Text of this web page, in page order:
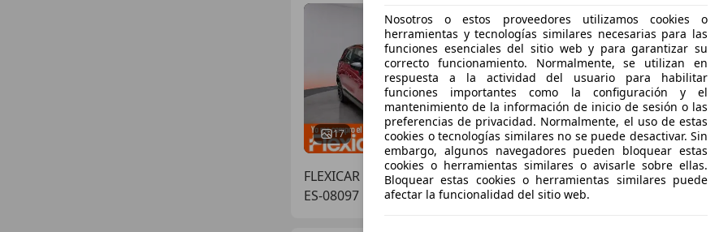
17
€ 8.9901 Preciojusto
06/2021 130.500 km
FLEXICAR GRUPO BARCELONA.
ES-08097 L'Hospitalet de Llobregat
Nosotros o estos proveedores utilizamos cookies o
herramientas y tecnologías similares necesarias para las
funciones esenciales del sitio web y para garantizar su
correcto funcionamiento. Normalmente, se utilizan en
respuesta a la actividad del usuario para habilitar
funciones importantes como la configuración y el
mantenimiento de la información de inicio de sesión o las
preferencias de privacidad. Normalmente, el uso de estas
cookies o tecnologías similares no se puede desactivar. Sin
embargo, algunos navegadores pueden bloquear estas
cookies o herramientas similares o avisarle sobre ellas.
Bloquear estas cookies o herramientas similares puede
afectar la funcionalidad del sitio web.